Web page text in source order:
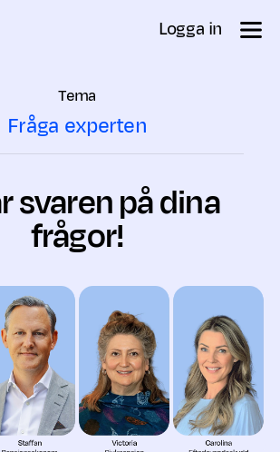
Logga in
Tema
Fråga experten
svaren på dina
frågor!